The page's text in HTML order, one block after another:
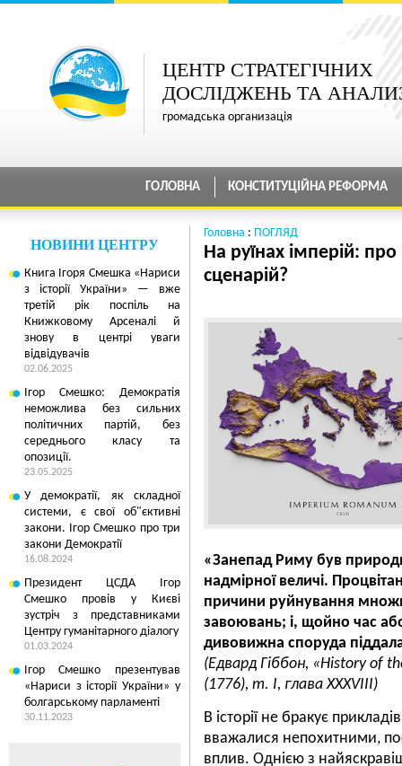
ЦЕНТР СТРАТЕГІЧНИХ
ДОСЛІДЖЕНЬ ТА
громадська организація
ГОЛОВНА КОНСТИТУЦІЙНА РЕФОРМА
НОВИНИ ЦЕНТРУ
Книга Ігоря Смешка «Нариси
з історії України» — вже
третій рік поспіль на
Книжковому Арсеналі й
знову в центрі уваги
відвідувачів
02.06.2025
Ігор Смешко: Демократія
неможлива без сильних
політичних партій, без
середнього класу та
опозиції.
23.05.2025
У демократії, як складної
системи, є свої об"єктивні
закони. Ігор Смешко про три
закони Демократії
16.08.2024
Президент ЦСДА Ігор
Смешко провів у Києві
зустріч з представниками
Центру гуманітарного діалогу
01.03.2024
Ігор Смешко презентував
«Нариси з історії України» у
болгарському парламенті
30.11.2023
Головна : ПОГЛЯД
На руїнах імперій:
сценарій?
«Занепад Риму був
надмірної величі.
причини руйнування
завоювань; і, щойно час
дивовижна споруда
(Едвард Гіббон, «History of
(1776), т. I, глава XXXVIII)
В історії не бракує
вважалися непохитними,
вплив. Однією з
30.01.2013 01:01
«ДЕЛУ
РАЗРУШАЕТ ВЕРУ
В ГОСУДАРСТВО